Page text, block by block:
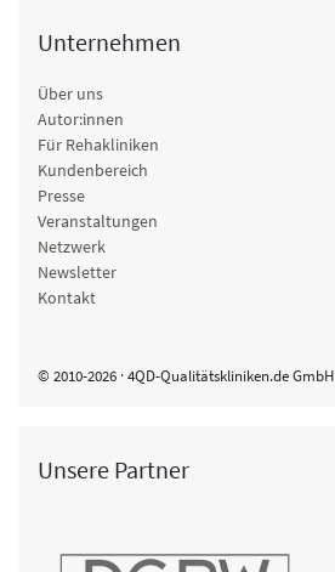
Unternehmen
Über uns
Autor:innen
Für Rehakliniken
Kundenbereich
Presse
Veranstaltungen
Netzwerk
Newsletter
Kontakt
© 2010-2026 · 4QD-Qualitätskliniken.de GmbH
Unsere Partner